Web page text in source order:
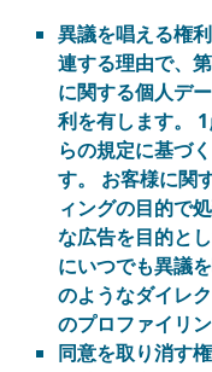
異議を唱える権
連する理由で、
に関する個人デ
利を有します。
らの規定に基づ
す。 お客様に関
ィングの目的で
な広告を目的と
にいつでも異議
のようなダイレ
のプロファイリ
同意を取り消す